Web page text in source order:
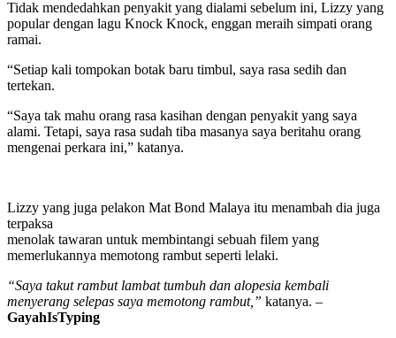
Tidak mendedahkan penyakit yang dialami sebelum ini, Lizzy yang
popular dengan lagu Knock Knock, enggan meraih simpati orang
ramai.
“Setiap kali tompokan botak baru timbul, saya rasa sedih dan
tertekan.
“Saya tak mahu orang rasa kasihan dengan penyakit yang saya
alami. Tetapi, saya rasa sudah tiba masanya saya beritahu orang
mengenai perkara ini,” katanya.
Lizzy yang juga pelakon Mat Bond Malaya itu menambah dia juga
terpaksa
menolak tawaran untuk membintangi sebuah filem yang
memerlukannya memotong rambut seperti lelaki.
“Saya takut rambut lambat tumbuh dan alopesia kembali
menyerang selepas saya memotong rambut,” katanya. –
GayahIsTyping